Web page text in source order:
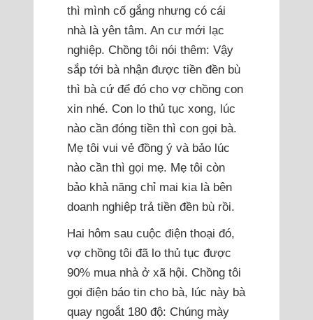
thì mình cố gắng nhưng có cái
nhà là yên tâm. An cư mới lạc
nghiệp. Chồng tôi nói thêm: Vậy
sắp tới bà nhận được tiền đền bù
thì bà cứ để đó cho vợ chồng con
xin nhé. Con lo thủ tục xong, lúc
nào cần đóng tiền thì con gọi bà.
Mẹ tôi vui vẻ đồng ý và bảo lúc
nào cần thì gọi mẹ. Mẹ tôi còn
bảo khả năng chỉ mai kia là bên
doanh nghiệp trả tiền đền bù rồi.
Hai hôm sau cuộc điện thoại đó,
vợ chồng tôi đã lo thủ tục được
90% mua nhà ở xã hội. Chồng tôi
gọi điện báo tin cho bà, lúc này bà
quay ngoắt 180 độ: Chúng mày